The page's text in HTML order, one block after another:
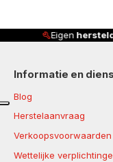
Informatie en
Blog
Herstelaanvraag
Verkoopsvoorwaarden
Wettelijke